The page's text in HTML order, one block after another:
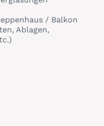
/ Balkon
Ablagen,